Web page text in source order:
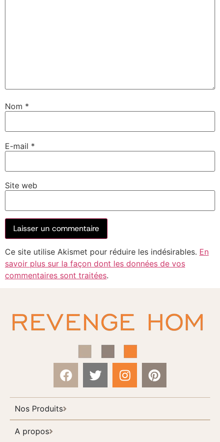
Nom *
E-mail *
Site web
Ce site utilise Akismet pour réduire les indésirables. En
savoir plus sur la façon dont les données de vos
commentaires sont traitées.
Nos Produits
A propos